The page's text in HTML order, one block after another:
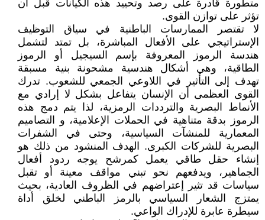
متطورة قادرة على رصد وتحييد هذه الكيانات قبل أن
تؤثر على توازن القوى.
لا تقتصر الممارسات الباطنية في سياق التوظيف
الإستراتيجي على الأفعال المباشرة، بل تمتد لتشمل
هندسة الرموز المعروفة بإسم السيجيل أو الرموز
الطاقية، وهي أشكال هندسية مشحونة بنية مسبقة
تهدف إلى التأثير في اللاوعي الجمعي للشعوب. تدرك
القوى العظمى أن الإنسان يتفاعل بشكل لا إرادي مع
الأنماط البصرية والترددات الرمزية، لذا يتم دمج هذه
الرموز بدقة متناهية في الحملات الإعلامية، و التصاميم
المعمارية للمنشآت السياسية، وحتى في الشفرات
البصرية للشركات الكبرى. الهدف المنشود من ذلك هو
إنشاء حقل طاقي يعمل كمرشح يوجه ردود أفعال
الجماهير، ويدفعهم نحو تبني مواقف معينة أو تقبل
سياسات قد تثير إعتراضهم في الظروف العادية، بحيث
يمتزج الشعار السياسي بالرمز الباطني لخلق أداة
سيطرة عابرة للإدراك الواعي.